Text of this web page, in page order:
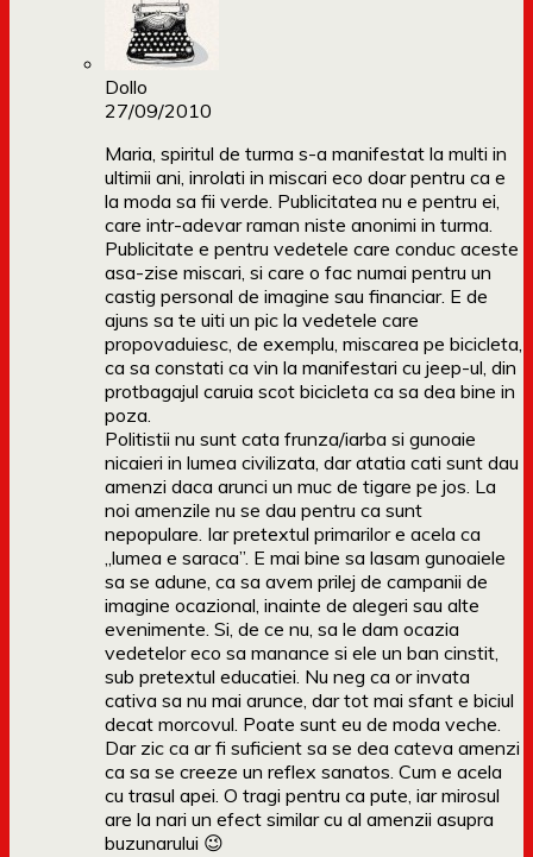
Dollo
27/09/2010
Maria, spiritul de turma s-a manifestat la multi in
ultimii ani, inrolati in miscari eco doar pentru ca e
la moda sa fii verde. Publicitatea nu e pentru ei,
care intr-adevar raman niste anonimi in turma.
Publicitate e pentru vedetele care conduc aceste
asa-zise miscari, si care o fac numai pentru un
castig personal de imagine sau financiar. E de
ajuns sa te uiti un pic la vedetele care
propovaduiesc, de exemplu, miscarea pe bicicleta,
ca sa constati ca vin la manifestari cu jeep-ul, din
protbagajul caruia scot bicicleta ca sa dea bine in
poza.
Politistii nu sunt cata frunza/iarba si gunoaie
nicaieri in lumea civilizata, dar atatia cati sunt dau
amenzi daca arunci un muc de tigare pe jos. La
noi amenzile nu se dau pentru ca sunt
nepopulare. Iar pretextul primarilor e acela ca
„lumea e saraca”. E mai bine sa lasam gunoaiele
sa se adune, ca sa avem prilej de campanii de
imagine ocazional, inainte de alegeri sau alte
evenimente. Si, de ce nu, sa le dam ocazia
vedetelor eco sa manance si ele un ban cinstit,
sub pretextul educatiei. Nu neg ca or invata
cativa sa nu mai arunce, dar tot mai sfant e biciul
decat morcovul. Poate sunt eu de moda veche.
Dar zic ca ar fi suficient sa se dea cateva amenzi
ca sa se creeze un reflex sanatos. Cum e acela
cu trasul apei. O tragi pentru ca pute, iar mirosul
are la nari un efect similar cu al amenzii asupra
buzunarului 😉